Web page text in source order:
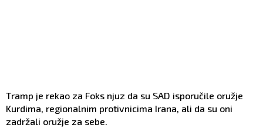
Tramp je rekao za Foks njuz da su SAD isporučile oružje
Kurdima, regionalnim protivnicima Irana, ali da su oni
zadržali oružje za sebe.